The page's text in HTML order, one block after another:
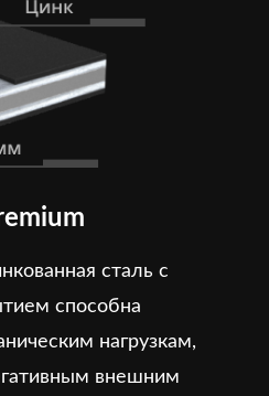
сталь с
способна
нагрузкам,
внешним